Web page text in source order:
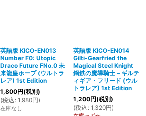
英語版 KICO-EN013
Number F0: Utopic
Draco Future FNo.0 未
来龍皇ホープ (ウルトラ
レア) 1st Edition
1,800円(税別)
(税込 : 1,980円)
在庫なし
英語版 KICO-EN014
Gilti-Gearfried the
Magical Steel Knight
鋼鉄の魔導騎士－ギルテ
ィギア・フリード (ウル
トラレア) 1st Edition
1,200円(税別)
(税込 : 1,320円)